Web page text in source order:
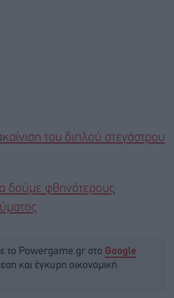
του διπλού στεγάστρου
δούμε φθηνότερους
το Powergame.gr στο Google
και έγκυρη οικονομική